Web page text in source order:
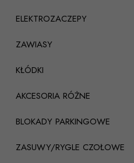
ELEKTROZACZEPY
ZAWIASY
KŁÓDKI
AKCESORIA RÓŻNE
BLOKADY PARKINGOWE
ZASUWY/RYGLE CZOŁOWE